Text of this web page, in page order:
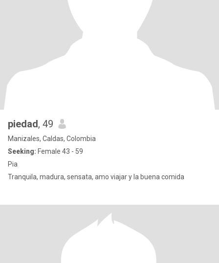
piedad, 49
Manizales, Caldas, Colombia
Seeking: Female 43 - 59
Pia
Tranquila, madura, sensata, amo viajar y la buena comida